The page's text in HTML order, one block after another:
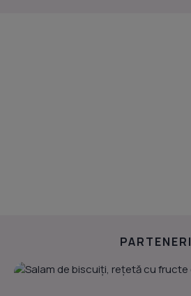
PARTENERI